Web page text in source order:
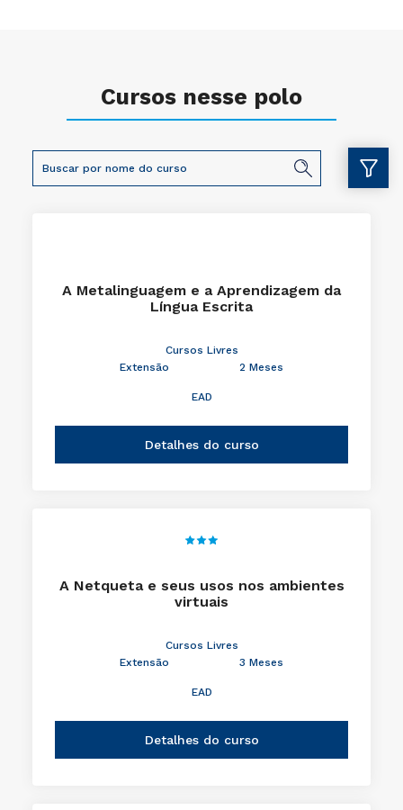
Cursos nesse polo
A Metalinguagem e a Aprendizagem da
Língua Escrita
Cursos Livres
Extensão
2 Meses
EAD
Detalhes do curso
A Netqueta e seus usos nos ambientes
virtuais
Cursos Livres
Extensão
3 Meses
EAD
Detalhes do curso